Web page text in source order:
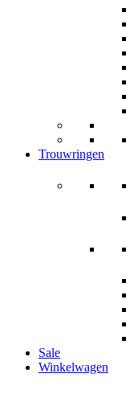
Trouwringen
Sale
Winkelwagen